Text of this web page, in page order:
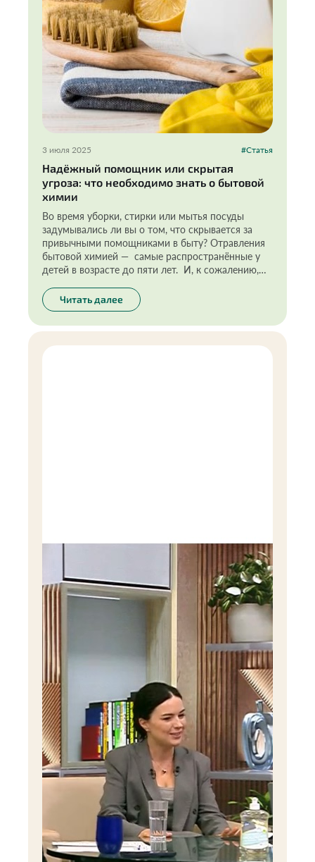
3 июля 2025 #Статья
Надёжный помощник или скрытая
угроза: что необходимо знать о бытовой
химии
Во время уборки, стирки или мытья посуды
задумывались ли вы о том, что скрывается за
привычными помощниками в быту? Отравления
бытовой химией — самые распространённые у
детей в возрасте до пяти лет. И, к сожалению,
любопытства случайно пробуют яркие жидкости
или гранулы. Бытовые средства могут содержать
компоненты, вредные даже при условии
грамотного использования и хранения, очень
Читать далее